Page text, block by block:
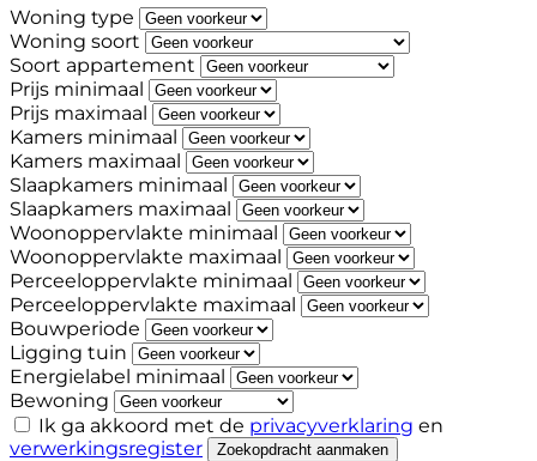
Woning type
Woning soort
Soort appartement
Prijs minimaal
Prijs maximaal
Kamers minimaal
Kamers maximaal
Slaapkamers minimaal
Slaapkamers maximaal
Woonoppervlakte minimaal
Woonoppervlakte maximaal
Perceeloppervlakte minimaal
Perceeloppervlakte maximaal
Bouwperiode
Ligging tuin
Energielabel minimaal
Bewoning
Ik ga akkoord met de privacyverklaring en
verwerkingsregister
Zoekopdracht aanmaken